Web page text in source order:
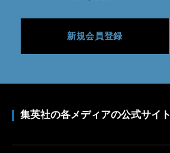
新規会員登録
集英社の各メディアの公式サイト